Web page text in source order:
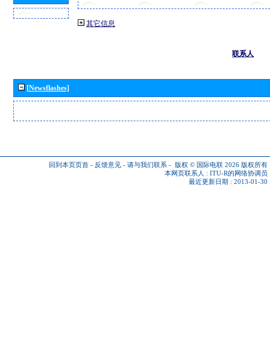
其它信息
联系人
[Newsflashes]
回到本页页首 - 反馈意见 - 请与我们联系 - 版权 © 国际电联 2026 版权所有
本网页联系人 : ITU-R的网络协调员
最近更新日期 : 2013-01-30